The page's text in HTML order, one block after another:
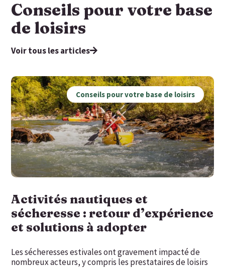
Conseils pour votre base
de loisirs
Voir tous les articles
Conseils pour votre base de loisirs
Activités nautiques et
sécheresse : retour d’expérience
et solutions à adopter
Les sécheresses estivales ont gravement impacté de
nombreux acteurs, y compris les prestataires de loisirs